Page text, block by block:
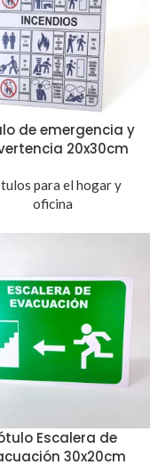
de emergencia y
20x30cm
para el hogar y
oficina
Escalera de
30x20cm